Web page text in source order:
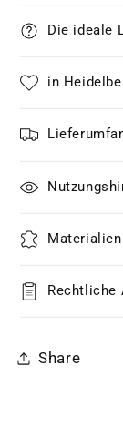
Die ideale
in
Materialien
Rechtliche
Share